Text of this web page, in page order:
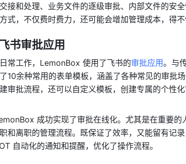
接和处理、业务文件的逐级审批、内部文件的安
式，不仅费时费力，还可能会增加管理成本，得不
书审批应用
常工作，LemonBox 使用了飞书的审批应用。与
10余种常用的表单模板，涵盖了各种常见的审批
审批流程，还可以自定义模板，创建专属的个性化
成功实现了审批在线化。尤其是在重要的
和离职的管理流程。既保证了效率，又能留有记
自动化的通知和提醒，优化了操作流程。